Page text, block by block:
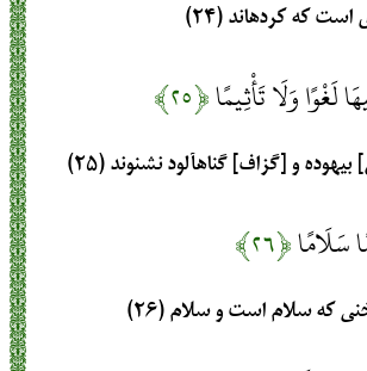
كه كرده‏اند (۲۴)
لَغْوًا وَلَا تَأْثِيمًا﴿۲۵﴾
و [گزاف‏] گناه‏آلود نشنوند (۲۵)
سَلَامًا﴿۲۶﴾
كه سلام است و سلام‏ (۲۶)